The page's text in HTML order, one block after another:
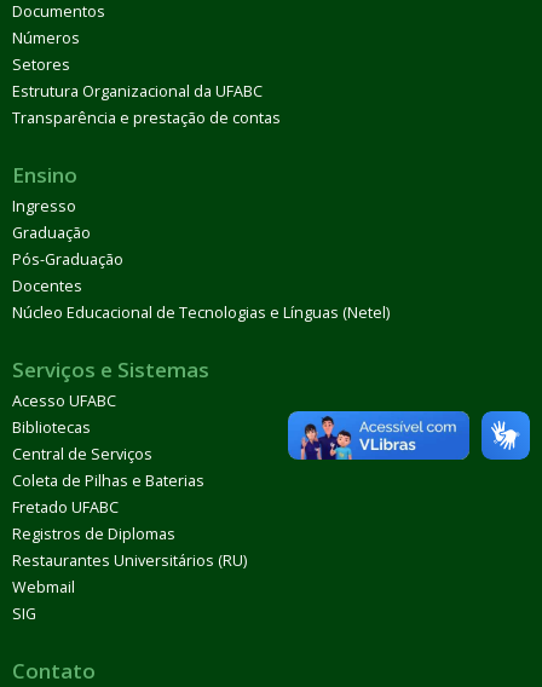
Documentos
Números
Setores
Estrutura Organizacional da UFABC
Transparência e prestação de contas
Ensino
Ingresso
Graduação
Pós-Graduação
Docentes
Núcleo Educacional de Tecnologias e Línguas (Netel)
Serviços e Sistemas
Acesso UFABC
Bibliotecas
Central de Serviços
Coleta de Pilhas e Baterias
Fretado UFABC
Registros de Diplomas
Restaurantes Universitários (RU)
Webmail
SIG
Contato